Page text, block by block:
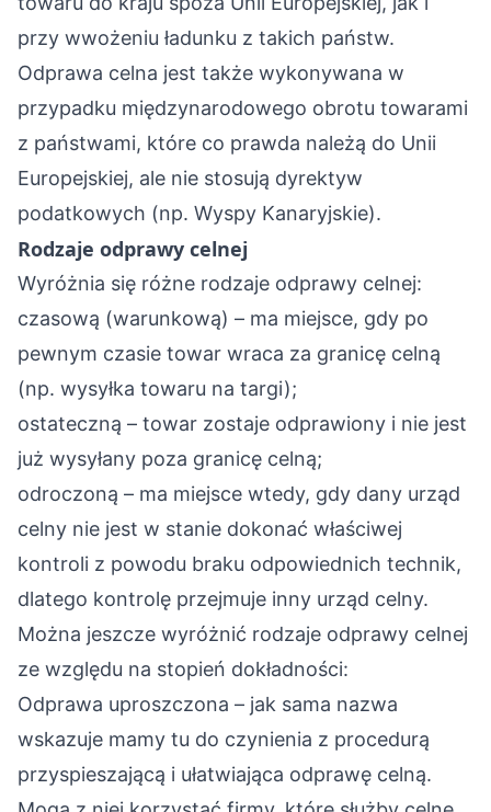
przy wwożeniu ładunku z takich państw.
Odprawa celna jest także wykonywana w
przypadku międzynarodowego obrotu towarami
z państwami, które co prawda należą do Unii
Europejskiej, ale nie stosują dyrektyw
podatkowych (np. Wyspy Kanaryjskie).
Rodzaje odprawy celnej
Wyróżnia się różne rodzaje odprawy celnej:
czasową (warunkową) – ma miejsce, gdy po
pewnym czasie towar wraca za granicę celną
(np. wysyłka towaru na targi);
ostateczną – towar zostaje odprawiony i nie jest
już wysyłany poza granicę celną;
odroczoną – ma miejsce wtedy, gdy dany urząd
celny nie jest w stanie dokonać właściwej
kontroli z powodu braku odpowiednich technik,
dlatego kontrolę przejmuje inny urząd celny.
Można jeszcze wyróżnić rodzaje odprawy celnej
ze względu na stopień dokładności:
Odprawa uproszczona – jak sama nazwa
wskazuje mamy tu do czynienia z procedurą
przyspieszającą i ułatwiająca odprawę celną.